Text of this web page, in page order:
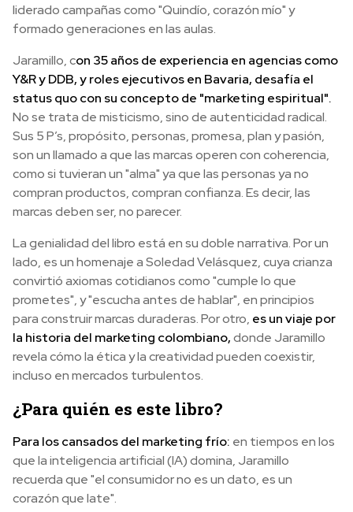
liderado campañas como "Quindío, corazón mío" y
formado generaciones en las aulas.
Jaramillo, con 35 años de experiencia en agencias como
Y&R y DDB, y roles ejecutivos en Bavaria, desafía el
status quo con su concepto de "marketing espiritual".
No se trata de misticismo, sino de autenticidad radical.
Sus 5 P’s, propósito, personas, promesa, plan y pasión,
son un llamado a que las marcas operen con coherencia,
como si tuvieran un "alma" ya que las personas ya no
compran productos, compran confianza. Es decir, las
marcas deben ser, no parecer.
La genialidad del libro está en su doble narrativa. Por un
lado, es un homenaje a Soledad Velásquez, cuya crianza
convirtió axiomas cotidianos como "cumple lo que
prometes", y "escucha antes de hablar", en principios
para construir marcas duraderas. Por otro, es un viaje por
la historia del marketing colombiano,donde Jaramillo
revela cómo la ética y la creatividad pueden coexistir,
incluso en mercados turbulentos.
¿Para quién es este libro?
Para los cansados del marketing frío: en tiempos en los
que la inteligencia artificial (IA) domina, Jaramillo
recuerda que "el consumidor no es un dato, es un
corazón que late".